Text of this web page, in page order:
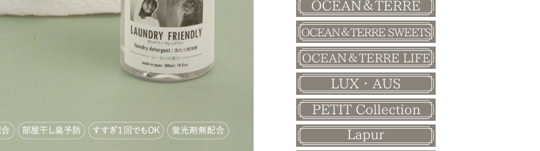
バレンタイン
ホワイトデー
母の日
父の日
敬老の日